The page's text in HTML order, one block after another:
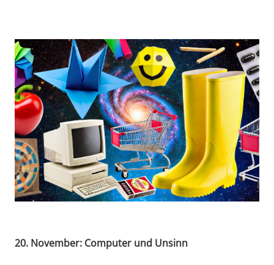
20. November: Computer und Unsinn